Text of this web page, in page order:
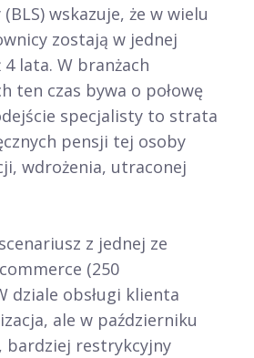
wskazuje, że w wielu
zostają w jednej
lata. W branżach
ten czas bywa o połowę
specjalisty to strata
pensji tej osoby
wdrożenia, utraconej
z jednej ze
(250
dziale obsługi klienta
ale w październiku
bardziej restrykcyjny